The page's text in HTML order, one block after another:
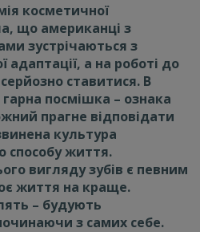
косметичної
що американці з
зустрічаються з
адаптації, а на роботі до
ставитися. В
посмішка – ознака
прагне відповідати
культура
способу життя.
вигляду зубів є певним
життя на краще.
– будують
з самих себе.